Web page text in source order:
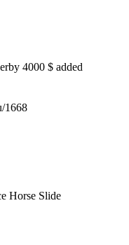
4000 $ added
1668
Horse Slide